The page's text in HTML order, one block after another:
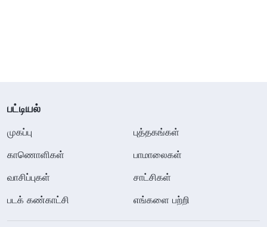
பட்டியல்
முகப்பு
புத்தகங்கள்
காணொளிகள்
பாமாலைகள்
வாசிப்புகள்
சாட்சிகள்
படக் கண்காட்சி
எங்களை பற்றி